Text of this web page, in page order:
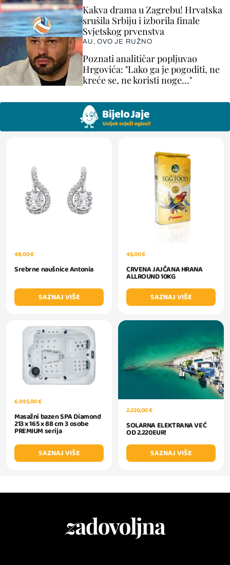
Kakva drama u Zagrebu! Hrvatska
srušila Srbiju i izborila finale
Svjetskog prvenstva
AU, OVO JE RUŽNO
Poznati analitičar popljuvao
Hrgovića: "Lako ga je pogoditi, ne
kreće se, ne koristi noge..."
48,00 €
Srebrne naušnice Antonia
SAZNAJ VIŠE
45,00 €
CRVENA JAJČANA HRANA
ALLROUND 10KG
SAZNAJ VIŠE
6.995,00 €
Masažni bazen SPA Diamond
213 x 165 x 88 cm 3 osobe
PREMIUM serija
SAZNAJ VIŠE
2.220,00 €
SOLARNA ELEKTRANA VEĆ
OD 2.220EUR!
SAZNAJ VIŠE